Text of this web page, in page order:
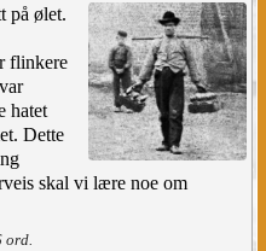
på ølet.
flinkere
hatet
Dette
skal vi lære noe om
ord.